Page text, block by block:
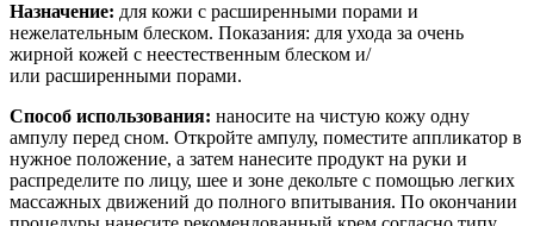
Назначение: для кожи с расширенными порами и
нежелательным блеском. Показания: для ухода за очень
жирной кожей с неестественным блеском и/
или расширенными порами.
Способ использования: наносите на чистую кожу одну
ампулу перед сном. Откройте ампулу, поместите аппликатор в
нужное положение, а затем нанесите продукт на руки и
распределите по лицу, шее и зоне декольте с помощью легких
массажных движений до полного впитывания. По окончании